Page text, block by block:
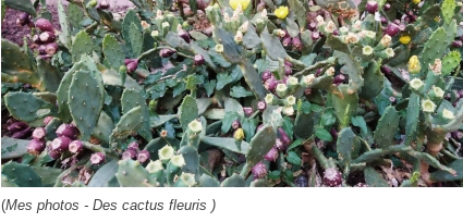
(Mes photos - Des cactus fleuris )